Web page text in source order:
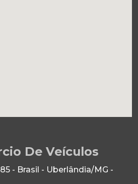
De Veículos
- Brasil - Uberlândia/MG -